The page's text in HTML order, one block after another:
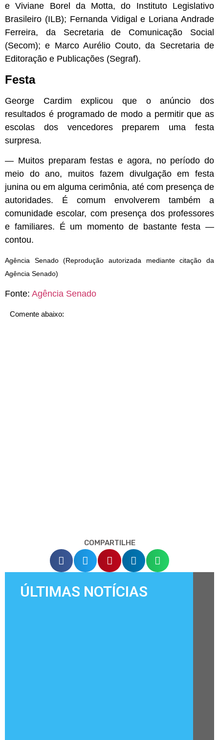
e Viviane Borel da Motta, do Instituto Legislativo
Brasileiro (ILB); Fernanda Vidigal e Loriana Andrade
Ferreira, da Secretaria de Comunicação Social
(Secom); e Marco Aurélio Couto, da Secretaria de
Editoração e Publicações (Segraf).
Festa
George Cardim explicou que o anúncio dos
resultados é programado de modo a permitir que as
escolas dos vencedores preparem uma festa
surpresa.
— Muitos preparam festas e agora, no período do
meio do ano, muitos fazem divulgação em festa
junina ou em alguma cerimônia, até com presença de
autoridades. É comum envolverem também a
comunidade escolar, com presença dos professores
e familiares. É um momento de bastante festa —
contou.
Agência Senado (Reprodução autorizada mediante citação da
Agência Senado)
Fonte: Agência Senado
Comente abaixo:
COMPARTILHE
ÚLTIMAS NOTÍCIAS